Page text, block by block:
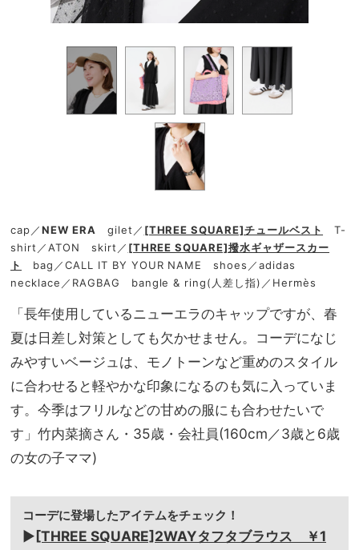
cap／NEW ERA gilet／ [THREE SQUARE]チュールベスト
T-
shirt／ATON skirt／ [THREE SQUARE]撥水ギャザースカー
ト
bag／CALL IT BY YOUR NAME shoes／adidas
necklace／RAGBAG bangle & ring(人差し指)／Hermès
「長年使用しているニューエラのキャップですが、春
夏は日差し対策としても欠かせません。コーデになじ
みやすいベージュは、モノトーンなど重めのスタイル
に合わせると軽やかな印象になるのも気に入っていま
す。今季はフリルなどの甘めの服にも合わせたいで
す」竹内菜摘さん・35歳・会社員(160cm／3歳と6歳
の女の子ママ)
コーデに登場したアイテムをチェック！
▶︎ [THREE SQUARE]2WAYタフタブラウス ￥1